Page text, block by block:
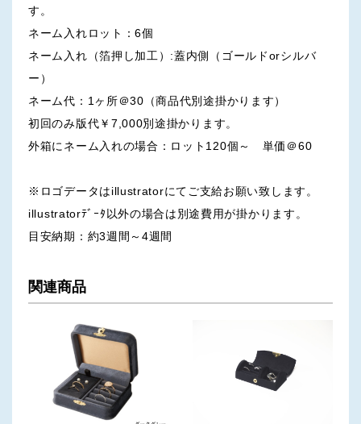
す。
ネーム入れロット：6個
ネーム入れ（箔押し加工）:蓋内側（ゴールドorシルバ
ー）
ネーム代：1ヶ所＠30（商品代別途掛かります）
初回のみ版代￥7,000別途掛かります。
外箱にネーム入れの場合：ロット120個～ 単価＠60
※ロゴデータはillustratorにてご支給お願い致します。
illustratorﾃﾞｰﾀ以外の場合は別途費用が掛かります。
目安納期：約3週間～4週間
関連商品